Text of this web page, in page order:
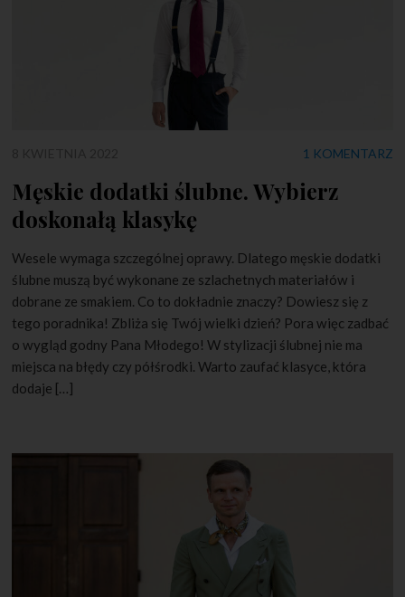
1 KOMENTARZ
Męskie dodatki ślubne. Wybierz
doskonałą klasykę
Wesele wymaga szczególnej oprawy. Dlatego męskie dodatki
ślubne muszą być wykonane ze szlachetnych materiałów i
dobrane ze smakiem. Co to dokładnie znaczy? Dowiesz się z
tego poradnika! Zbliża się Twój wielki dzień? Pora więc zadbać
o wygląd godny Pana Młodego! W stylizacji ślubnej nie ma
miejsca na błędy czy półśrodki. Warto zaufać klasyce, która
dodaje […]